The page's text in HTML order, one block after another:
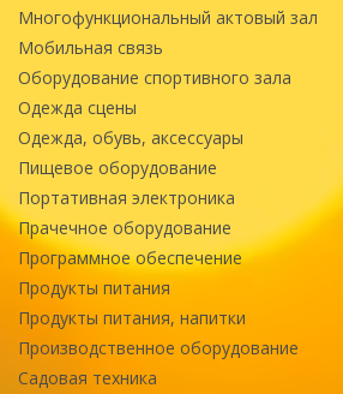
Многофункциональный актовый зал
Мобильная связь
Оборудование спортивного зала
Одежда сцены
Одежда, обувь, аксессуары
Пищевое оборудование
Портативная электроника
Прачечное оборудование
Программное обеспечение
Продукты питания
Продукты питания, напитки
Производственное оборудование
Садовая техника